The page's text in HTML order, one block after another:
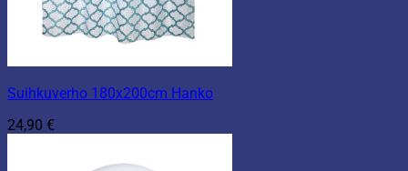
Suihkuverho 180x200cm Hanko
24,90 €